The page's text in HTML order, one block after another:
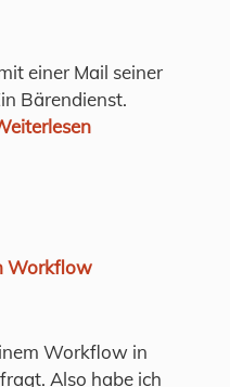
einer Mail seiner
Bärendienst.
Workflow
Workflow in
Also habe ich